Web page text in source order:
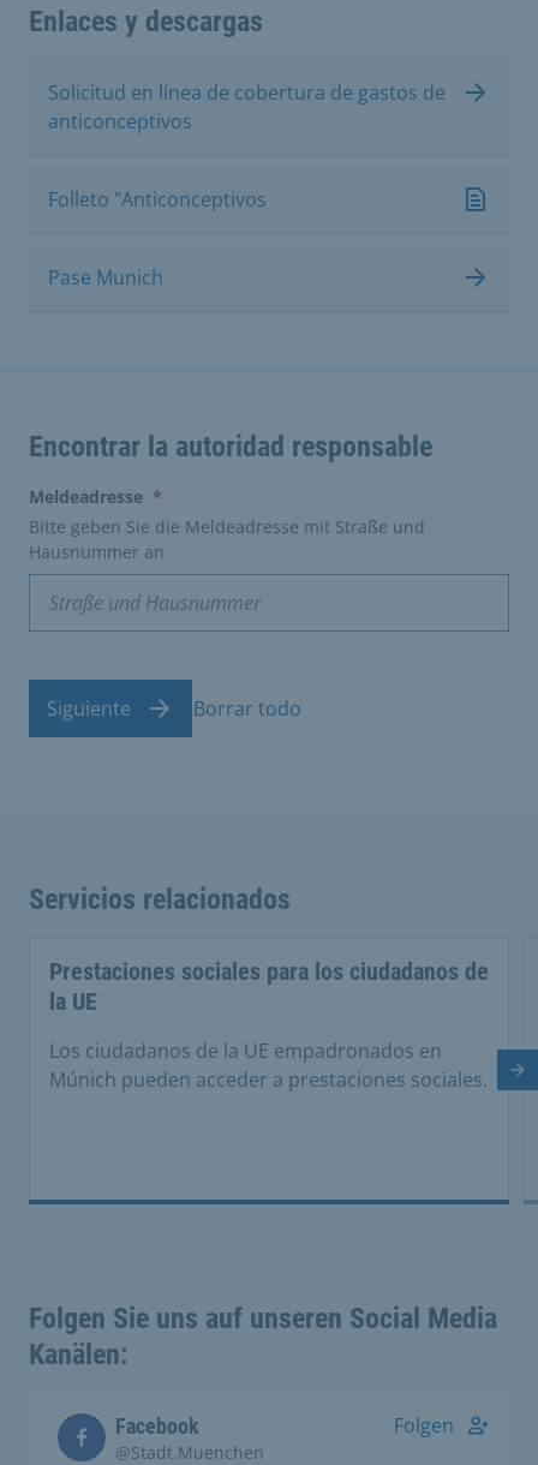
Enlaces y descargas
Solicitud en línea de cobertura de gastos de
anticonceptivos
Folleto "Anticonceptivos
Pase Munich
Encontrar la autoridad responsable
Meldeadresse *
Bitte geben Sie die Meldeadresse mit Straße und
Hausnummer an
Siguiente Borrar todo
Servicios relacionados
Prestaciones sociales para los ciudadanos de
la UE
Los ciudadanos de la UE empadronados en
Múnich pueden acceder a prestaciones sociales.
Folgen Sie uns auf unseren Social Media
Kanälen:
Facebook
@Stadt.Muenchen
Folgen